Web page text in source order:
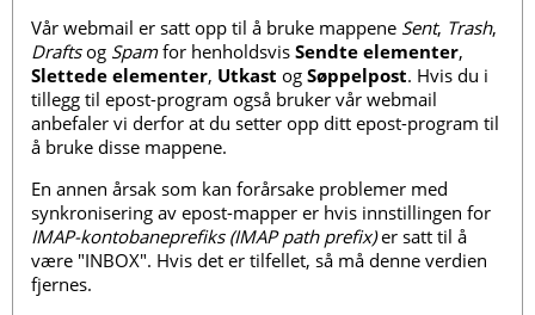
Vår webmail er satt opp til å bruke mappene Sent, Trash,
Draftsog Spamfor henholdsvis Sendte elementer,
Slettede elementer, Utkast og Søppelpost. Hvis du i
tillegg til epost-program også bruker vår webmail
anbefaler vi derfor at du setter opp ditt epost-program til
å bruke disse mappene.
En annen årsak som kan forårsake problemer med
synkronisering av epost-mapper er hvis innstillingen for
IMAP-kontobaneprefiks (IMAP path prefix)er satt til å
være "INBOX". Hvis det er tilfellet, så må denne verdien
fjernes.